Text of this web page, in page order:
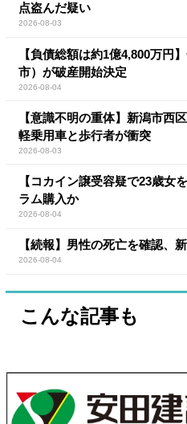
点盗んだ疑い
2026-08-03
【負債総額は約1億4,800万円
市）が破産開始決定
2026-08-04
【意識不明の重体】新潟市西
軽乗用車と歩行者が衝突
2026-08-03
【コカイン譲受容疑で23歳女
ラム購入か
2026-08-04
【続報】男性の死亡を確認、
2026-08-04
こんな記事も